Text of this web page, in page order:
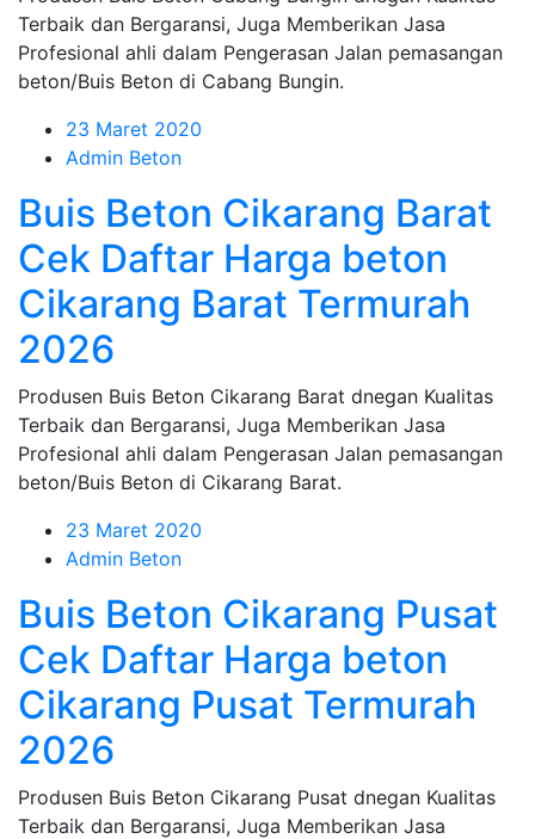
Terbaik dan Bergaransi, Juga Memberikan Jasa
Profesional ahli dalam Pengerasan Jalan pemasangan
beton/Buis Beton di Cabang Bungin.
23 Maret 2020
Admin Beton
Buis Beton Cikarang Barat
Cek Daftar Harga beton
Cikarang Barat Termurah
2026
Produsen Buis Beton Cikarang Barat dnegan Kualitas
Terbaik dan Bergaransi, Juga Memberikan Jasa
Profesional ahli dalam Pengerasan Jalan pemasangan
beton/Buis Beton di Cikarang Barat.
23 Maret 2020
Admin Beton
Buis Beton Cikarang Pusat
Cek Daftar Harga beton
Cikarang Pusat Termurah
2026
Produsen Buis Beton Cikarang Pusat dnegan Kualitas
Terbaik dan Bergaransi, Juga Memberikan Jasa